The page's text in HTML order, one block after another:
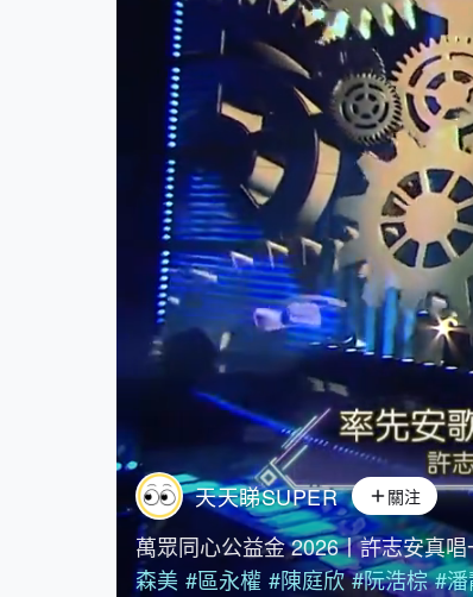
天天睇SUPER 關注
萬眾同心公益金 2026丨許志安真
森美 #區永權 #陳庭欣 #阮浩棕 #